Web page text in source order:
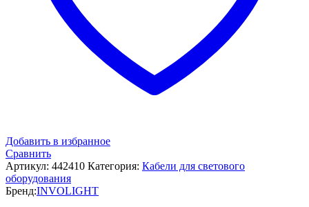
Добавить в избранное
Сравнить
Артикул: 442410 Категория: Кабели для светового
оборудования
Бренд:INVOLIGHT